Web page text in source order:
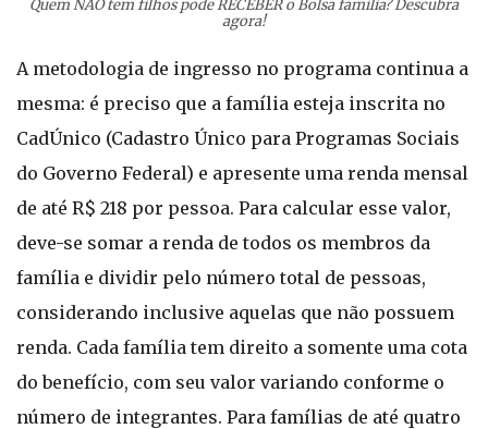
Quem NÃO tem filhos pode RECEBER o Bolsa família? Descubra
agora!
A metodologia de ingresso no programa continua a
mesma: é preciso que a família esteja inscrita no
CadÚnico (Cadastro Único para Programas Sociais
do Governo Federal) e apresente uma renda mensal
de até R$ 218 por pessoa. Para calcular esse valor,
deve-se somar a renda de todos os membros da
família e dividir pelo número total de pessoas,
considerando inclusive aquelas que não possuem
renda. Cada família tem direito a somente uma cota
do benefício, com seu valor variando conforme o
número de integrantes. Para famílias de até quatro